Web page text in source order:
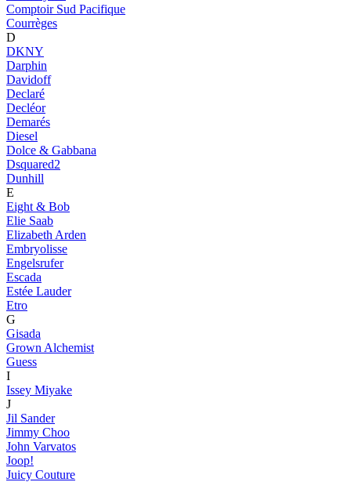
Comptoir Sud Pacifique
Courrèges
D
DKNY
Darphin
Davidoff
Declaré
Decléor
Demarés
Diesel
Dolce & Gabbana
Dsquared2
Dunhill
E
Eight & Bob
Elie Saab
Elizabeth Arden
Embryolisse
Engelsrufer
Escada
Estée Lauder
Etro
G
Gisada
Grown Alchemist
Guess
I
Issey Miyake
J
Jil Sander
Jimmy Choo
John Varvatos
Joop!
Juicy Couture